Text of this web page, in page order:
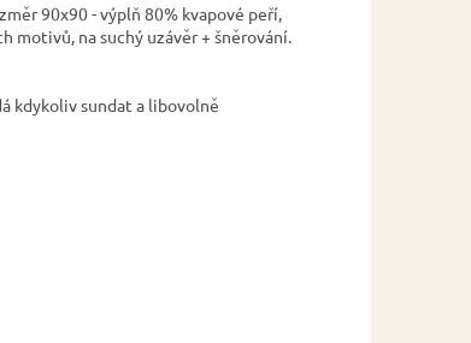
90x90 - výplň 80% kvapové peří,
na suchý uzávěr + šněrování.
kdykoliv sundat a libovolně